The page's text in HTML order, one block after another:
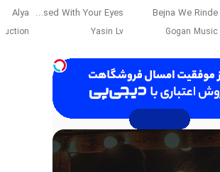
Bejna We Rinde
Gogan Music
Obsessed With Your Eyes
Yasin Lv
Alya